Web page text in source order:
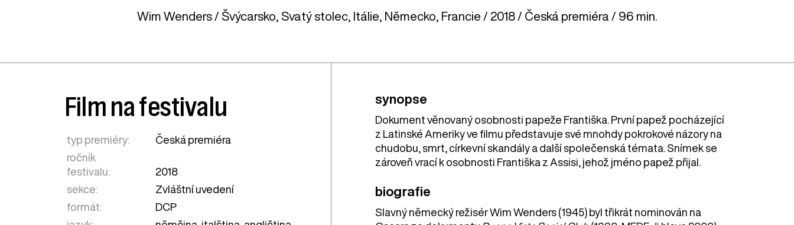
Wim Wenders / Švýcarsko Svatý stolec, Itálie Německo Francie / 2018 / Česká premiéra / 96 min.
synopse
Dokument věnovaný osobnosti papeže Františka. První papež pocházející
z Latinské Ameriky ve filmu představuje své mnohdy pokrokové názory na
chudobu, smrt, církevní skandály a další společenská témata. Snímek se
zároveň vrací k osobnosti Františka z Assisi, jehož jméno papež přijal.
biografie
Slavný německý režisér Wim Wenders (1945) byl třikrát nominován na
Film na festivalu
typ premiéry:
Česká premiéra
ročník
festivalu:
2018
sekce:
Zvláštní uvedení
formát:
DCP